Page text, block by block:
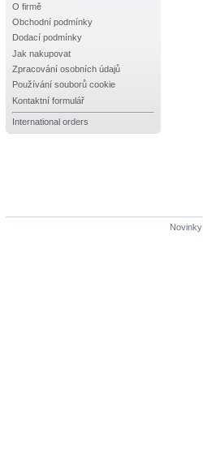
O firmě
Obchodní podmínky
Dodací podmínky
Jak nakupovat
Zpracování osobních údajů
Používání souborů cookie
Kontaktní formulář
International orders
Novinky